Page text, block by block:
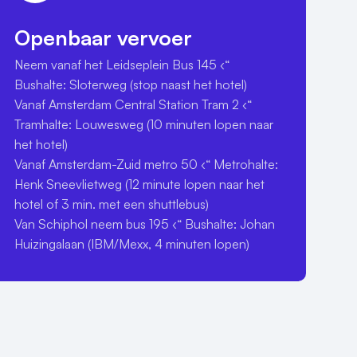
Openbaar vervoer
Neem vanaf het Leidseplein Bus 145 ‹“
Bushalte: Sloterweg (stop naast het hotel)
Vanaf Amsterdam Central Station Tram 2 ‹“
Tramhalte: Louwesweg (10 minuten lopen naar
het hotel)
Vanaf Amsterdam-Zuid metro 50 ‹“ Metrohalte:
Henk Sneevlietweg (12 minute lopen naar het
hotel of 3 min. met een shuttlebus)
Van Schiphol neem bus 195 ‹“ Bushalte: Johan
Huizingalaan (IBM/Mexx, 4 minuten lopen)